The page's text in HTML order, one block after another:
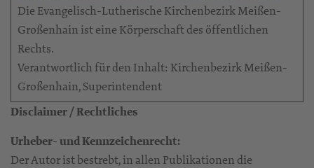
Die Evangelisch-Lutherische Kirchenbezirk Meißen-
Großenhain ist eine Körperschaft des öffentlichen
Rechts.
Verantwortlich für den Inhalt: Kirchenbezirk Meißen-
Großenhain, Superintendent
Disclaimer / Rechtliches
Urheber- und Kennzeichenrecht:
Der Autor ist bestrebt, in allen Publikationen die